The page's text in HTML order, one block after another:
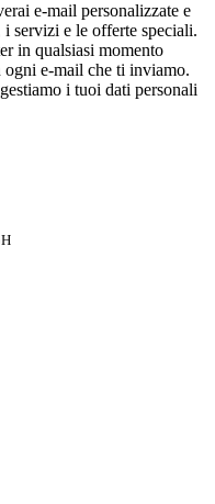
e-mail personalizzate e
servizi e le offerte speciali.
in qualsiasi momento
e-mail che ti inviamo.
i tuoi dati personali